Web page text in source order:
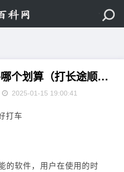
顺风车长途车软件哪个划算（打长途顺风车哪个软件便宜又方便）
2025-01-15 19:00:41
的软件，用户在使用的时